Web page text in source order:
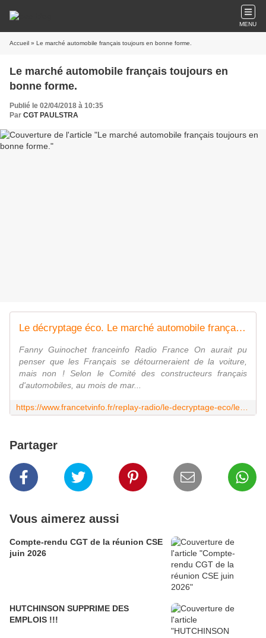
MENU
Accueil » Le marché automobile français toujours en bonne forme.
Le marché automobile français toujours en
bonne forme.
Publié le 02/04/2018 à 10:35
Par CGT PAULSTRA
Le décryptage éco. Le marché automobile français toujours en bonne forme
Fanny Guinochet franceinfo Radio France On aurait pu
penser que les Français se détourneraient de la voiture,
mais non ! Selon le Comité des constructeurs français
d'automobiles, au mois de mar...
Partager
Vous aimerez aussi
Compte-rendu CGT de la réunion CSE
juin 2026
HUTCHINSON SUPPRIME DES
EMPLOIS !!!